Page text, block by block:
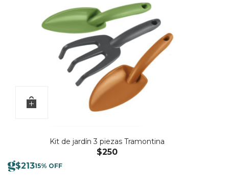
Kit de jardín 3 piezas Tramontina
$250
$21315% OFF